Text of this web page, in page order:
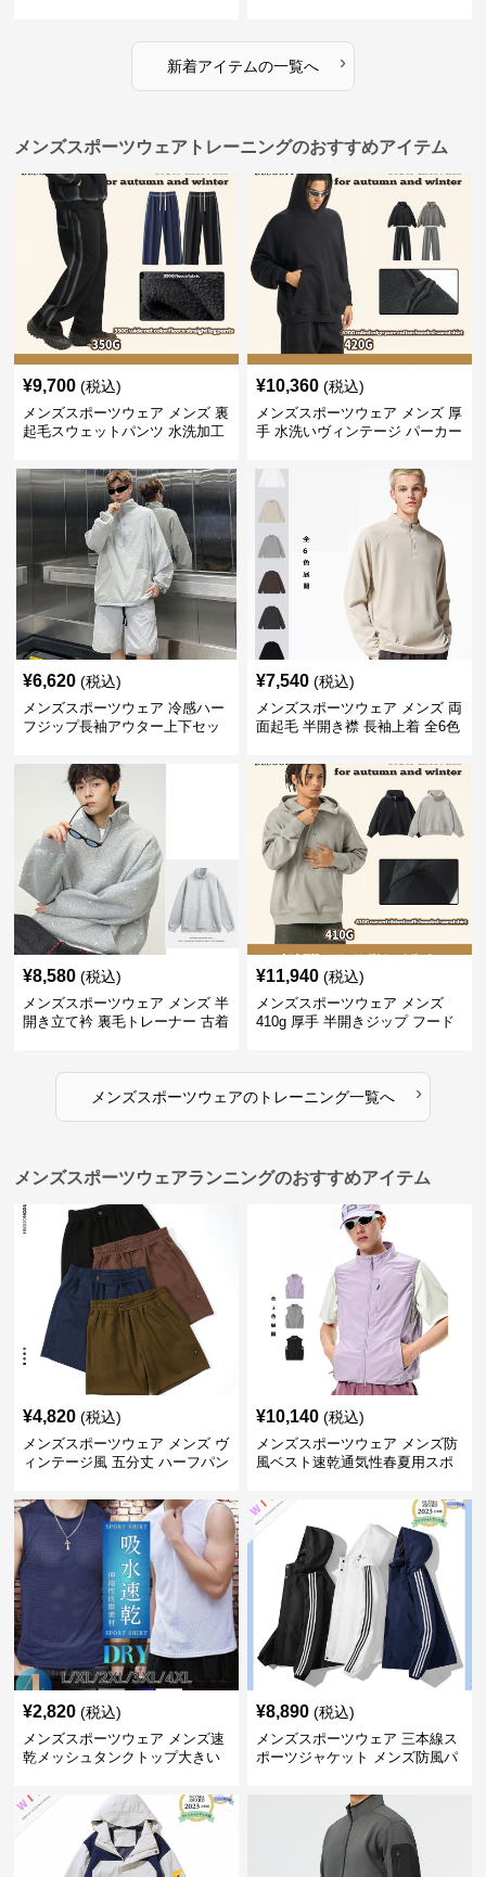
新着アイテムの一覧へ ›
メンズスポーツウェアトレーニングのおすすめアイテム
¥9,700 (税込)
メンズスポーツウェア メンズ 裏
起毛スウェットパンツ 水洗加工
¥10,360 (税込)
メンズスポーツウェア メンズ 厚
手 水洗いヴィンテージ パーカー
¥6,620 (税込)
メンズスポーツウェア 冷感ハー
フジップ長袖アウター上下セッ
¥7,540 (税込)
メンズスポーツウェア メンズ 両
面起毛 半開き襟 長袖上着 全6色
¥8,580 (税込)
メンズスポーツウェア メンズ 半
開き立て衿 裏毛トレーナー 古着
¥11,940 (税込)
メンズスポーツウェア メンズ
410g 厚手 半開きジップ フード
メンズスポーツウェアのトレーニング一覧へ ›
メンズスポーツウェアランニングのおすすめアイテム
¥4,820 (税込)
メンズスポーツウェア メンズ ヴ
ィンテージ風 五分丈 ハーフパン
¥10,140 (税込)
メンズスポーツウェア メンズ防
風ベスト速乾通気性春夏用スポ
¥2,820 (税込)
メンズスポーツウェア メンズ速
乾メッシュタンクトップ大きい
¥8,890 (税込)
メンズスポーツウェア 三本線ス
ポーツジャケット メンズ防風パ